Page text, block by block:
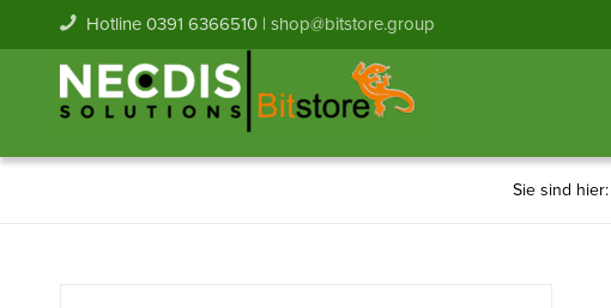
Hotline 0391 6366510 | shop@bitstore.group
Sie sind hier: